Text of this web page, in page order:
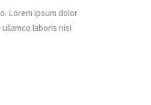
Lorem ipsum dolor
laboris nisi